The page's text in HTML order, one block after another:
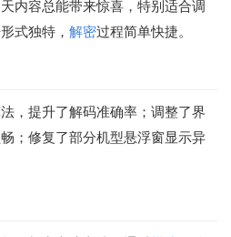
内容总能带来惊喜，特别适合调
式独特， 解密过程简单快捷。
，提升了解码准确率；调整了界
；修复了部分机型悬浮窗显示异